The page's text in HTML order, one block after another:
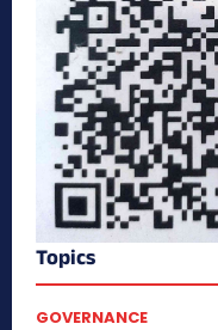
Topics
GOVERNANCE